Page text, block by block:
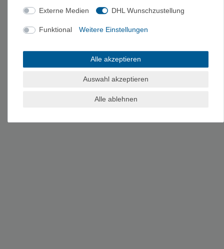
Hersteller: RELAGS GmbH, Im Grund 6-10, 83104 Tuntenhausen,
Externe Medien DHL Wunschzustellung
Funktional Weitere Einstellungen
Alle akzeptieren
Auswahl akzeptieren
Alle ablehnen